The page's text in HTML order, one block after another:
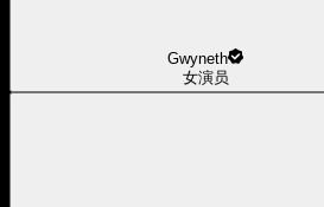
Gwyneth
女演员